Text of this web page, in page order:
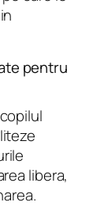
pentru
libera,